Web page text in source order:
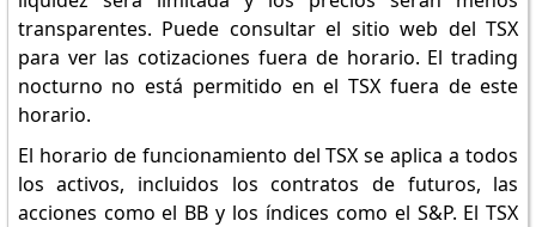
transparentes. Puede consultar el sitio web del TSX
para ver las cotizaciones fuera de horario. El trading
nocturno no está permitido en el TSX fuera de este
horario.
El horario de funcionamiento del TSX se aplica a todos
los activos, incluidos los contratos de futuros, las
acciones como el BB y los índices como el S&P. El TSX